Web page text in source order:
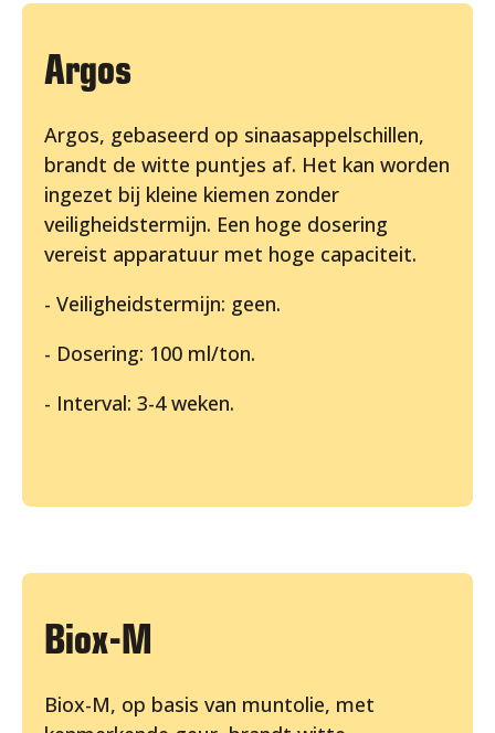
Argos
Argos, gebaseerd op sinaasappelschillen,
brandt de witte puntjes af. Het kan worden
ingezet bij kleine kiemen zonder
veiligheidstermijn. Een hoge dosering
vereist apparatuur met hoge capaciteit.
- Veiligheidstermijn: geen.
- Dosering: 100 ml/ton.
- Interval: 3-4 weken.
Biox-M
Biox-M, op basis van muntolie, met